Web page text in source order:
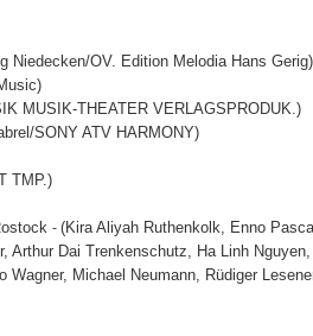
Niedecken/OV. Edition Melodia Hans Gerig)
MUSIK-THEATER VERLAGSPRODUK.)
SONY ATV HARMONY)
TMP.)
- (Kira Aliyah Ruthenkolk, Enno
Dai Trenkenschutz, Ha Linh Nguyen,
Michael Neumann, Rüdiger